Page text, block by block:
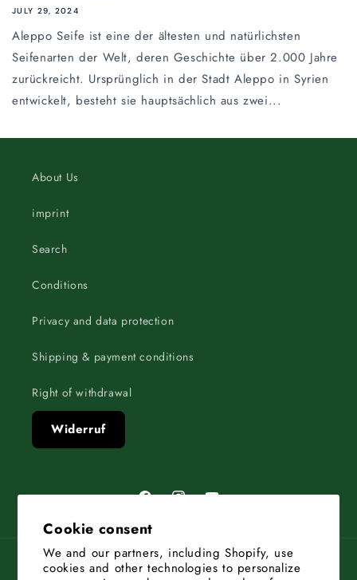
Cookie consent
We and our partners, including Shopify, use
cookies and other technologies to personalize
JULY 29, 2024
Aleppo Seife ist eine der ältesten und natürlichsten
Seifenarten der Welt, deren Geschichte über 2.000 Jahre
zurückreicht. Ursprünglich in der Stadt Aleppo in Syrien
entwickelt, besteht sie hauptsächlich aus zwei...
About Us
imprint
Search
Conditions
Privacy and data protection
Shipping & payment conditions
Right of withdrawal
Widerruf
Country/region